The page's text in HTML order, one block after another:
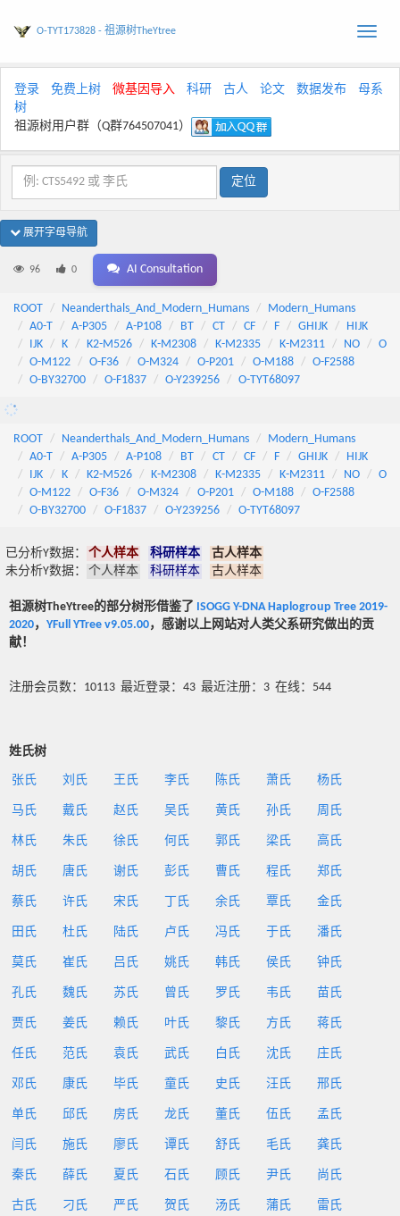
Toggle
O-TYT173828 - 祖源树TheYtree
登录 免费上树 微基因导入 科研 古人 论文 数据发布
母系
树
祖源树用户群（Q群764507041）
展开字母导航
96 0 AI Consultation
ROOT Neanderthals_And_Modern_Humans
Modern_Humans
A0-T
A-P305 A-P108 BT CT CF F GHIJK
HIJK
IJK
K K2-M526 K-M2308 K-M2335 K-M2311 NO
O
O-M122
O-F36 O-M324 O-P201 O-M188
O-F2588
O-BY32700
O-F1837 O-Y239256 O-TYT68097
ROOT Neanderthals_And_Modern_Humans
Modern_Humans
A0-T
A-P305 A-P108 BT CT CF F GHIJK
HIJK
IJK
K K2-M526 K-M2308 K-M2335 K-M2311 NO
O
O-M122
O-F36 O-M324 O-P201 O-M188
O-F2588
O-BY32700
O-F1837 O-Y239256 O-TYT68097
已分析Y数据： 个人样本 科研样本
古人样本
未分析Y数据：
个人样本 科研样本 古人样本
祖源树TheYtree的部分树形借鉴了 ISOGG Y-DNA Haplogroup Tree 2019-
2020， YFull YTree v9.05.00，感谢以上网站对人类父系研究做出的贡
献！
注册会员数：10113 最近登录：43 最近注册：3 在线：544
姓氏树
张氏 刘氏 王氏 李氏 陈氏 萧氏 杨氏
马氏 戴氏 赵氏 吴氏 黄氏 孙氏 周氏
林氏 朱氏 徐氏 何氏 郭氏 梁氏 高氏
胡氏 唐氏 谢氏 彭氏 曹氏 程氏 郑氏
蔡氏 许氏 宋氏 丁氏 余氏 覃氏 金氏
田氏 杜氏 陆氏 卢氏 冯氏 于氏 潘氏
莫氏 崔氏 吕氏 姚氏 韩氏 侯氏 钟氏
孔氏 魏氏 苏氏 曾氏 罗氏 韦氏 苗氏
贾氏 姜氏 赖氏 叶氏 黎氏 方氏 蒋氏
任氏 范氏 袁氏 武氏 白氏 沈氏 庄氏
邓氏 康氏 毕氏 童氏 史氏 汪氏 邢氏
单氏 邱氏 房氏 龙氏 董氏 伍氏 孟氏
闫氏 施氏 廖氏 谭氏 舒氏 毛氏 龚氏
秦氏 薛氏 夏氏 石氏 顾氏 尹氏 尚氏
古氏 刁氏 严氏 贺氏 汤氏 蒲氏 雷氏